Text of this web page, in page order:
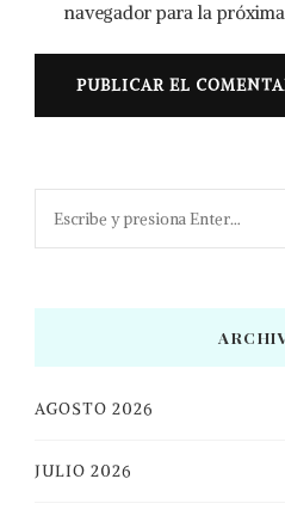
navegador para la
AGOSTO 2026
JULIO 2026